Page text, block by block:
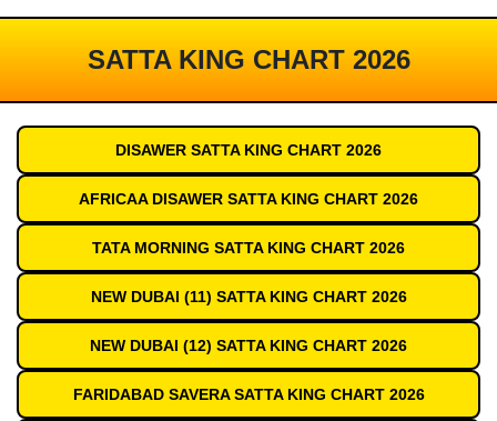
SATTA KING CHART 2026
DISAWER SATTA KING CHART 2026
AFRICAA DISAWER SATTA KING CHART 2026
TATA MORNING SATTA KING CHART 2026
NEW DUBAI (11) SATTA KING CHART 2026
NEW DUBAI (12) SATTA KING CHART 2026
FARIDABAD SAVERA SATTA KING CHART 2026